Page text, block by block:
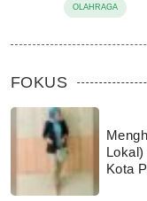
OLAHRAGA
FOKUS
Kota